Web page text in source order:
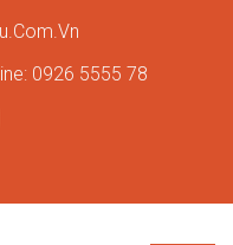
0926 5555 78